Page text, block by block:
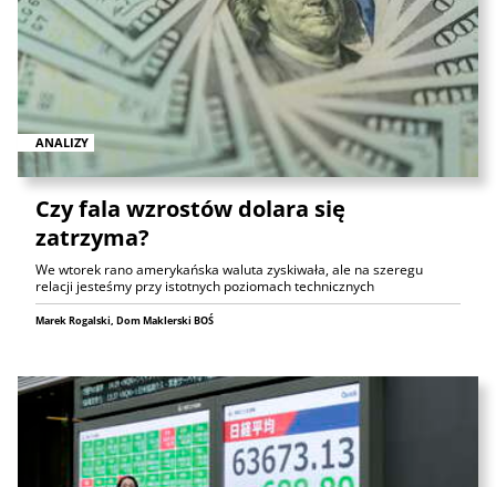
ANALIZY
Czy fala wzrostów dolara się
zatrzyma?
We wtorek rano amerykańska waluta zyskiwała, ale na szeregu
relacji jesteśmy przy istotnych poziomach technicznych
Marek Rogalski, Dom Maklerski BOŚ